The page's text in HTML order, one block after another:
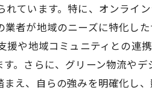
ています。特に、オンライ
者が地域のニーズに特化し
や地域コミュニティとの連
。さらに、グリーン物流や
え、自らの強みを明確化し